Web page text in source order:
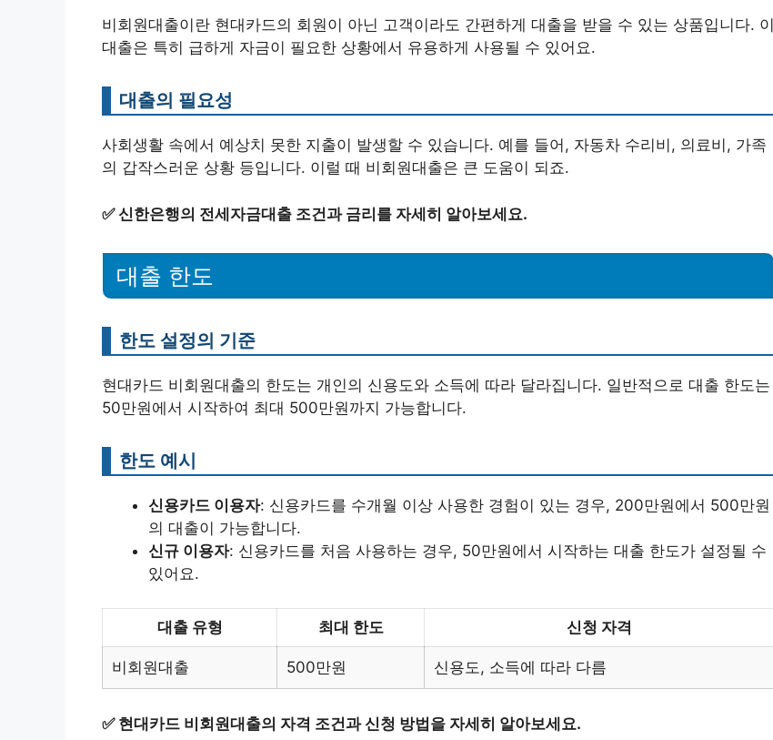
비회원대출이란 현대카드의 회원이 아닌 고객이라도 간편하게 대출을 받을 수 있는 상품입니다. 이
대출은 특히 급하게 자금이 필요한 상황에서 유용하게 사용될 수 있어요.
대출의 필요성
사회생활 속에서 예상치 못한 지출이 발생할 수 있습니다. 예를 들어, 자동차 수리비, 의료비, 가족
의 갑작스러운 상황 등입니다. 이럴 때 비회원대출은 큰 도움이 되죠.
✅신한은행의 전세자금대출 조건과 금리를 자세히 알아보세요.
대출 한도
한도 설정의 기준
현대카드 비회원대출의 한도는 개인의 신용도와 소득에 따라 달라집니다. 일반적으로 대출 한도는
50만원에서 시작하여 최대 500만원까지 가능합니다.
한도 예시
신용카드 이용자: 신용카드를 수개월 이상 사용한 경험이 있는 경우, 200만원에서 500만원
의 대출이 가능합니다.
신규 이용자: 신용카드를 처음 사용하는 경우, 50만원에서 시작하는 대출 한도가 설정될 수
있어요.
대출 유형 최대 한도 신청 자격
비회원대출 500만원 신용도, 소득에 따라 다름
✅ 현대카드 비회원대출의 자격 조건과 신청 방법을 자세히 알아보세요.